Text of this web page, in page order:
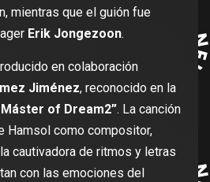
mientras que el guión fue
Erik Jongezoon.
en colaboración
Jiménez, reconocido en la
Máster of Dream2”. La canción
Hamsol como compositor,
cautivadora de ritmos y letras
con las emociones del